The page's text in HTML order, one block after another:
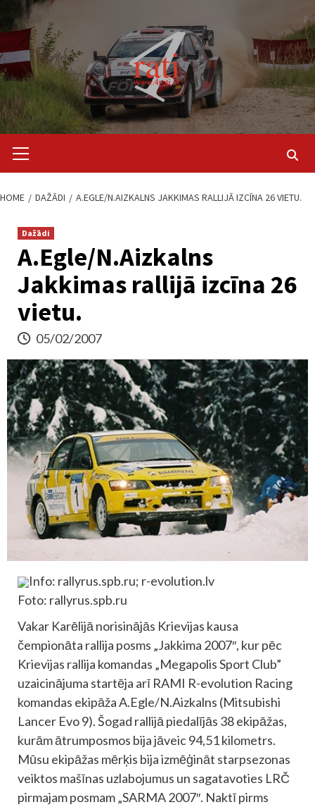
content
Menu
HOME DAŽĀDI A.EGLE/N.AIZKALNS JAKKIMAS RALLIJĀ IZCĪNA 26 VIETU.
Dažādi
A.Egle/N.Aizkalns
Jakkimas rallijā izcīna 26
vietu.
05/02/2007
Info: rallyrus.spb.ru; r-evolution.lv
Foto: rallyrus.spb.ru
Vakar Karēlijā norisinājās Krievijas kausa
čempionāta rallija posms „Jakkima 2007″, kur pēc
Krievijas rallija komandas „Megapolis Sport Club”
uzaicinājuma startēja arī RAMI R-evolution Racing
komandas ekipāža A.Egle/N.Aizkalns (Mitsubishi
Lancer Evo 9). Šogad rallijā piedalījās 38 ekipāžas,
kurām ātrumposmos bija jāveic 94,51 kilometrs.
Mūsu ekipāžas mērķis bija izmēģināt starpsezonas
veiktos mašīnas uzlabojumus un sagatavoties LRČ
pirmajam posmam „SARMA 2007″. Naktī pirms